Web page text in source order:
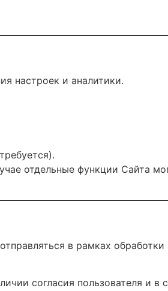
настроек и аналитики.
отдельные функции Сайта
в рамках обработки
согласия пользователя и в